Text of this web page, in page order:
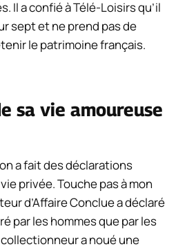
Il a confié à Télé-Loisirs qu’il
sept et ne prend pas de
le patrimoine français.
sa vie amoureuse
a fait des déclarations
privée.Touche pas à mon
d’Affaire Conclue a déclaré
par les hommes que par les
a noué une